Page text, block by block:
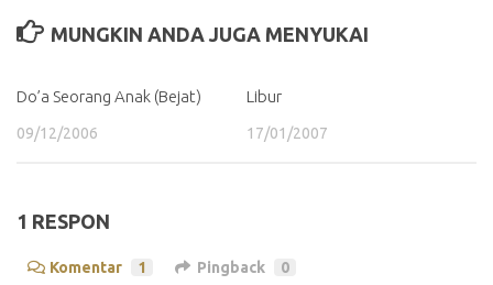
MUNGKIN ANDA JUGA MENYUKAI
Do’a Seorang Anak (Bejat)
09/12/2006
Libur
17/01/2007
1 RESPON
Komentar 1 Pingback 0